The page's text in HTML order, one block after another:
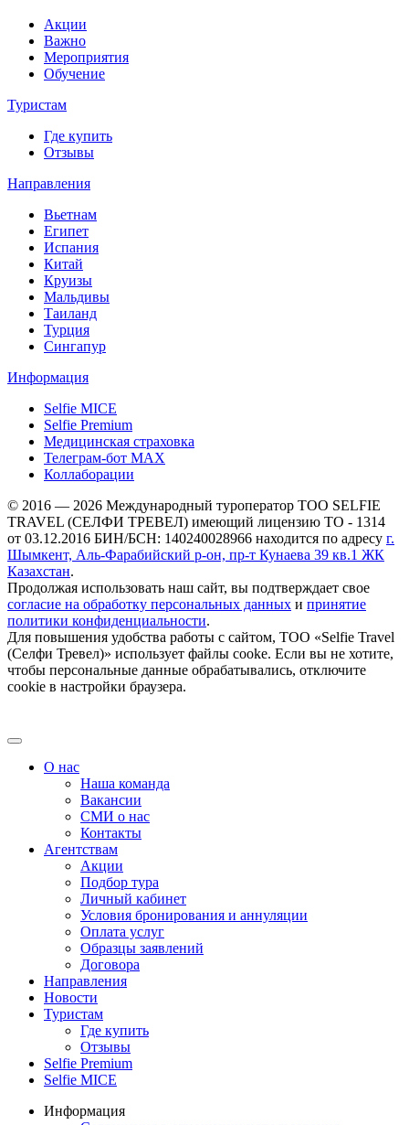
Акции
Важно
Мероприятия
Обучение
Туристам
Где купить
Отзывы
Направления
Вьетнам
Египет
Испания
Китай
Круизы
Мальдивы
Таиланд
Турция
Сингапур
Информация
Selfie MICE
Selfie Premium
Медицинская страховка
Телеграм-бот МАХ
Коллаборации
© 2016 — 2026 Международный туроператор ТОО SELFIE
TRAVEL (СЕЛФИ ТРЕВЕЛ) имеющий лицензию ТО - 1314
от 03.12.2016 БИН/БСН: 140240028966 находится по адресу г.
Шымкент, Аль-Фарабийский р-он, пр-т Кунаева 39 кв.1 ЖК
Казахстан.
Продолжая использовать наш сайт, вы подтверждает свое
согласие на обработку персональных данных и принятие
политики конфиденциальности.
Для повышения удобства работы с сайтом, ТОО «Selfie Travel
(Селфи Тревел)» использует файлы cooke. Если вы не хотите,
чтобы персональные данные обрабатывались, отключите
cookie в настройки браузера.
О нас
Наша команда
Вакансии
СМИ о нас
Контакты
Агентствам
Акции
Подбор тура
Личный кабинет
Условия бронирования и аннуляции
Оплата услуг
Образцы заявлений
Договора
Направления
Новости
Туристам
Где купить
Отзывы
Selfie Premium
Selfie MICE
Информация